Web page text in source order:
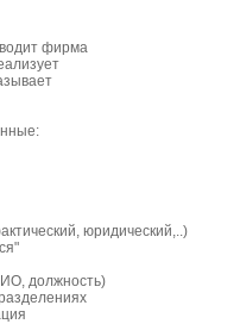
фирма
юридический,..)
должность)